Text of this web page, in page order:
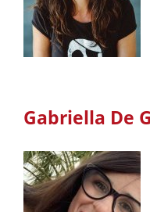
Gabriella De